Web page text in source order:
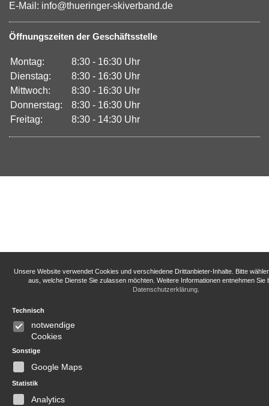
E-Mail: info@thueringer-skiverband.de
Öffnungszeiten der Geschäftsstelle
Montag:
8:30 - 16:30 Uhr
Dienstag:
8:30 - 16:30 Uhr
Mittwoch:
8:30 - 16:30 Uhr
Donnerstag:
8:30 - 16:30 Uhr
Freitag:
8:30 - 14:30 Uhr
Unsere Website verwendet Cookies und verschiedene Drittanbieter-Inhalte. Bitte
aus, welche Dienste Sie zulassen möchten. Weitere Informationen entnehmen Sie
Datenschutzerklärung.
Technisch
notwendige
Cookies
Sonstige
Google Maps
Statistik
Analytics